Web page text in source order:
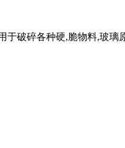
于破碎各种硬,脆物料,玻